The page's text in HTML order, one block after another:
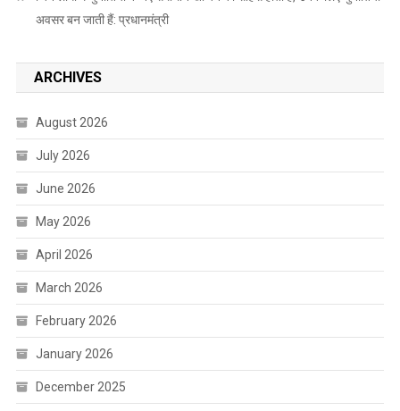
अवसर बन जाती हैं: प्रधानमंत्री
ARCHIVES
August 2026
July 2026
June 2026
May 2026
April 2026
March 2026
February 2026
January 2026
December 2025